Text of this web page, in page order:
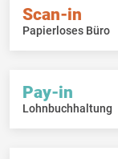
Scan-in
Papierloses Büro
Pay-in
Lohnbuchhaltung